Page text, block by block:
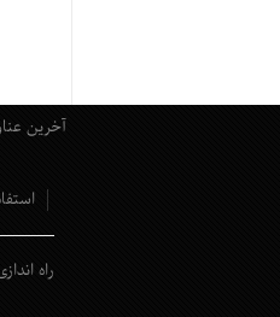
آخرین
راه